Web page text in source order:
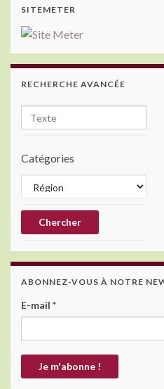
SITEMETER
RECHERCHE AVANCÉE
Catégories
ABONNEZ-VOUS À NOTRE
E-mail *